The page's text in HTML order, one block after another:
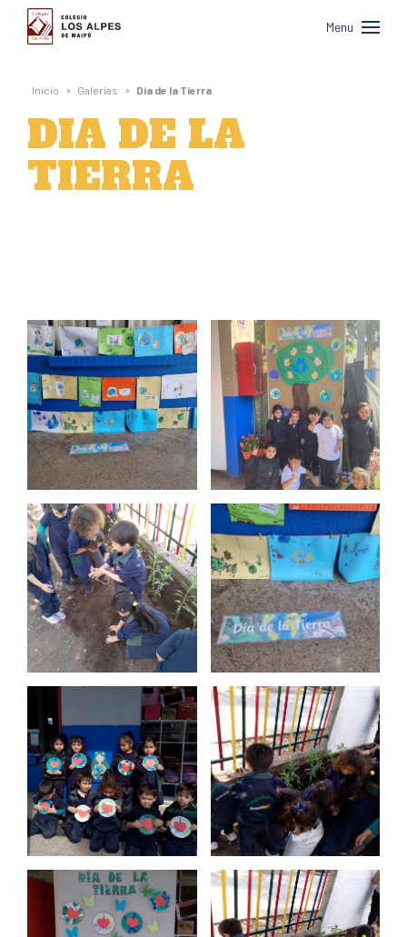
Colegio
Los
Alpes
de
Maipú
Menu
Inicio » Galerías » Dia de la Tierra
DIA DE LA
TIERRA